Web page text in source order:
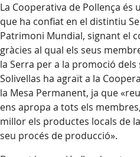
La Cooperativa de Pollença
que ha confiat en el distintiu
Patrimoni Mundial, signant el
gràcies al qual els seus
la Serra per a la promoció
Solivellas ha agraït a la
la Mesa Permanent, ja que
ens apropa a tots els
millor els productes locals de
seu procés de producció».